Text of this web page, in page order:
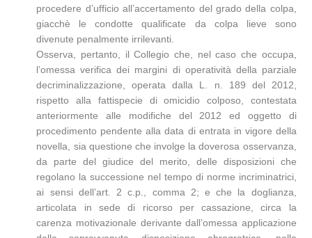
procedere d’ufficio all’accertamento del grado della colpa,
giacchè le condotte qualificate da colpa lieve sono
divenute penalmente irrilevanti.
Osserva, pertanto, il Collegio che, nel caso che occupa,
l’omessa verifica dei margini di operatività della parziale
decriminalizzazione, operata dalla L. n. 189 del 2012,
rispetto alla fattispecie di omicidio colposo, contestata
anteriormente alle modifiche del 2012 ed oggetto di
procedimento pendente alla data di entrata in vigore della
novella, sia questione che involge la doverosa osservanza,
da parte del giudice del merito, delle disposizioni che
regolano la successione nel tempo di norme incriminatrici,
ai sensi dell’art. 2 c.p., comma 2; e che la doglianza,
articolata in sede di ricorso per cassazione, circa la
carenza motivazionale derivante dall’omessa applicazione